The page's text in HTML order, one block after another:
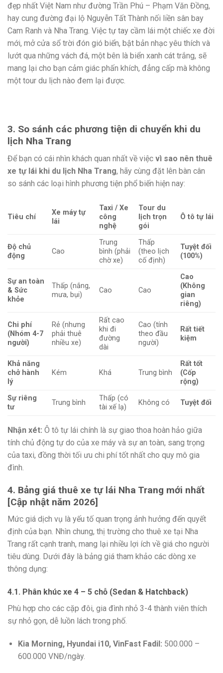
đẹp nhất Việt Nam như đường Trần Phú – Phạm Văn Đồng,
hay cung đường đại lộ Nguyễn Tất Thành nối liền sân bay
Cam Ranh và Nha Trang. Việc tự tay cầm lái một chiếc xe đời
mới, mở cửa sổ trời đón gió biển, bật bản nhạc yêu thích và
lướt qua những vách đá, một bên là biển xanh cát trắng, sẽ
mang lại cho bạn cảm giác phấn khích, đẳng cấp mà không
một tour du lịch nào đem lại được.
3. So sánh các phương tiện di chuyển khi du
lịch Nha Trang
Để bạn có cái nhìn khách quan nhất về việc vì sao nên thuê
xe tự lái khi du lịch Nha Trang, hãy cùng đặt lên bàn cân
so sánh các loại hình phương tiện phổ biến hiện nay:
Tiêu chí
Xe máy tự
lái
Taxi / Xe
công
nghệ
Tour du
lịch trọn
gói
Ô tô tự lái
Độ chủ
động
Cao
Trung
bình (phải
chờ xe)
Thấp
(theo lịch
cố định)
Tuyệt đối
(100%)
Sự an toàn
& Sức
khỏe
Thấp (nắng,
mưa, bụi)
Cao Cao
Cao
(Không
gian
riêng)
Chi phí
(Nhóm 4-7
người)
Rẻ (nhưng
phải thuê
nhiều xe)
Rất cao
khi đi
đường
dài
Cao (tính
theo đầu
người)
Rất tiết
kiệm
Khả năng
chở hành
lý
Kém Khá Trung bình
Rất tốt
(Cốp
rộng)
Sự riêng
tư
Trung bình
Thấp (có
tài xế lạ)
Không có Tuyệt đối
Nhận xét: Ô tô tự lái chính là sự giao thoa hoàn hảo giữa
tính chủ động tự do của xe máy và sự an toàn, sang trọng
của taxi, đồng thời tối ưu chi phí tốt nhất cho quy mô gia
đình.
4. Bảng giá thuê xe tự lái Nha Trang mới nhất
[Cập nhật năm 2026]
Mức giá dịch vụ là yếu tố quan trọng ảnh hưởng đến quyết
định của bạn. Nhìn chung, thị trường cho thuê xe tại Nha
Trang rất cạnh tranh, mang lại nhiều lợi ích về giá cho người
tiêu dùng. Dưới đây là bảng giá tham khảo các dòng xe
thông dụng:
4.1. Phân khúc xe 4 – 5 chỗ (Sedan & Hatchback)
Phù hợp cho các cặp đôi, gia đình nhỏ 3-4 thành viên thích
sự nhỏ gọn, dễ luồn lách trong phố.
Kia Morning, Hyundai i10, VinFast Fadil: 500.000 –
600.000 VNĐ/ngày.